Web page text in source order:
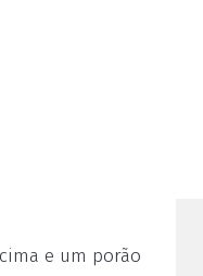
e um porão